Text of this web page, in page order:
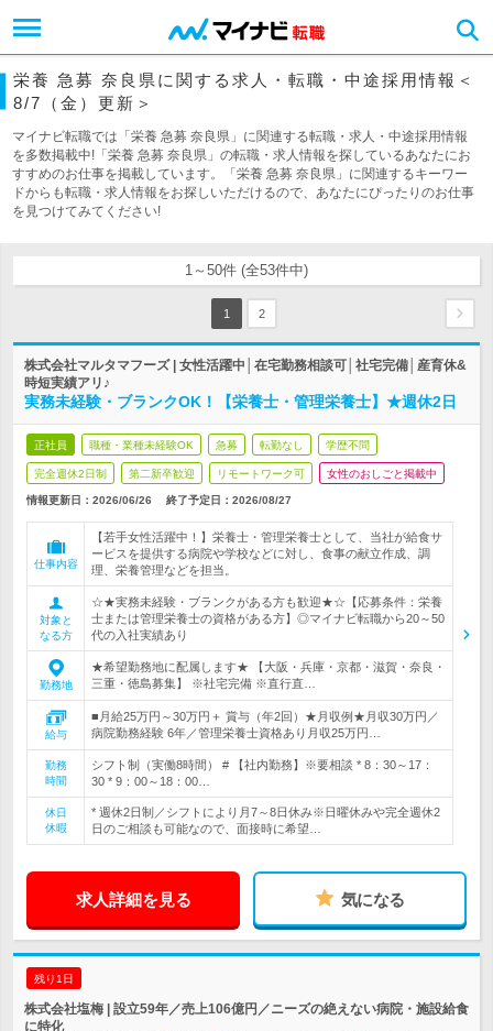
栄養 急募 奈良県に関する求人・転職・中途採用情報＜
8/7（金）更新＞
マイナビ転職では「栄養 急募 奈良県」に関連する転職・求人・中途採用情報
を多数掲載中!「栄養 急募 奈良県」の転職・求人情報を探しているあなたにお
すすめのお仕事を掲載しています。「栄養 急募 奈良県」に関連するキーワー
ドからも転職・求人情報をお探しいただけるので、あなたにぴったりのお仕事
を見つけてみてください!
1～50件 (全53件中)
1 2
株式会社マルタマフーズ | 女性活躍中│在宅勤務相談可│社宅完備│産育休&
時短実績アリ♪
実務未経験・ブランクOK！【栄養士・管理栄養士】★週休2日
正社員 職種・業種未経験OK 急募 転勤なし 学歴不問
完全週休2日制 第二新卒歓迎 リモートワーク可 女性のおしごと掲載中
情報更新日：2026/06/26 終了予定日： 2026/08/27
仕事内容
【若手女性活躍中！】栄養士・管理栄養士として、当社が給食サ
ービスを提供する病院や学校などに対し、食事の献立作成、調
理、栄養管理などを担当。
対象と
なる方
☆★実務未経験・ブランクがある方も歓迎★☆【応募条件：栄養
士または管理栄養士の資格がある方】◎マイナビ転職から20～50
代の入社実績あり
勤務地
★希望勤務地に配属します★ 【大阪・兵庫・京都・滋賀・奈良・
三重・徳島募集】 ※社宅完備 ※直行直…
給与
■月給25万円～30万円＋ 賞与（年2回）★月収例★月収30万円／
病院勤務経験 6年／管理栄養士資格あり月収25万円…
勤務
時間
シフト制（実働8時間） # 【社内勤務】※要相談 * 8：30～17：
30 * 9：00～18：00…
休日
休暇
* 週休2日制／シフトにより月7～8日休み※日曜休みや完全週休2
日のご相談も可能なので、面接時に希望…
求人詳細を見る 気になる
残り1日
株式会社塩梅 | 設立59年／売上106億円／ニーズの絶えない病院・施設給食
に特化